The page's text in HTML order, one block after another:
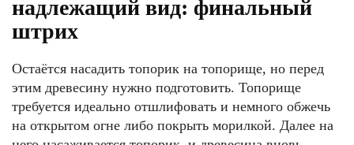
надлежащий вид: финальный
штрих
Остаётся насадить топорик на топорище, но перед
этим древесину нужно подготовить. Топорище
требуется идеально отшлифовать и немного обжечь
на открытом огне либо покрыть морилкой. Далее на